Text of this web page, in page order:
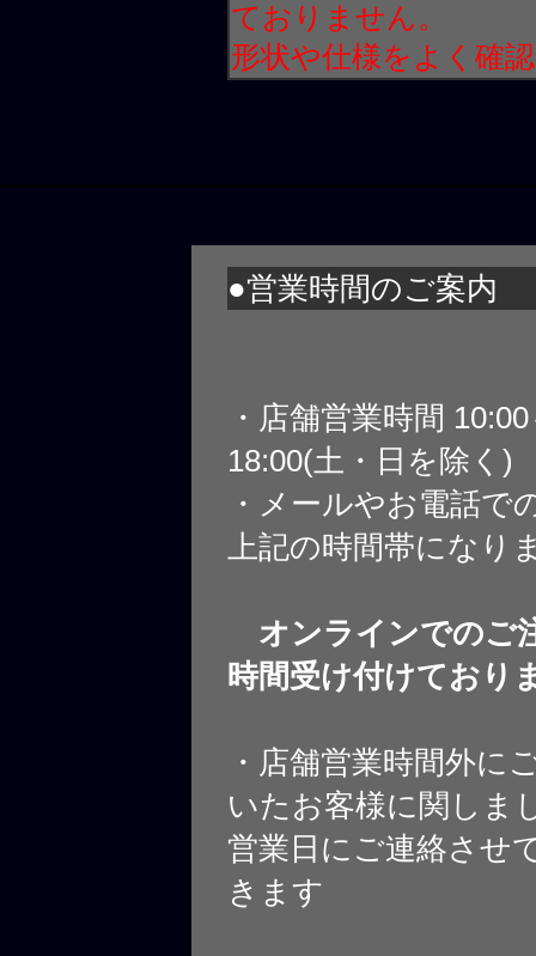
ておりません。
形状や仕様をよく確
●営業時間のご案内
・店舗営業時間
18:00(土・日を除く)
・メールやお電話で
上記の時間帯になり
オンラインでのご
時間受け付けており
・店舗営業時間外に
いたお客様に関しま
営業日にご連絡させ
きます